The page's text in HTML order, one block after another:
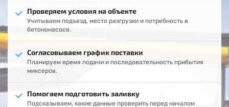
Проверяем условия на объекте
Учитываем подъезд, место разгрузки и потребность в
бетононасосе.
Согласовываем график поставки
Планируем время подачи и последовательность прибытия
миксеров.
Помогаем подготовить заливку
Подсказываем, какие данные проверить перед началом